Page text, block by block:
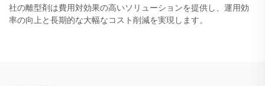
社の離型剤は費用対効果の高いソリューションを提供し、運用効
率の向上と長期的な大幅なコスト削減を実現します。